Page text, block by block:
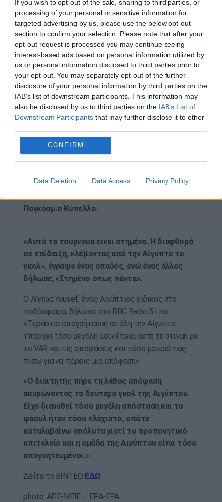
If you wish to opt-out of the sale, sharing to third parties, or
processing of your personal or sensitive information for
targeted advertising by us, please use the below opt-out
section to confirm your selection. Please note that after your
opt-out request is processed you may continue seeing
interest-based ads based on personal information utilized by
us or personal information disclosed to third parties prior to
your opt-out. You may separately opt-out of the further
disclosure of your personal information by third parties on the
IAB’s list of downstream participants. This information may
also be disclosed by us to third parties on the IAB’s List of
Downstream Participants that may further disclose it to other
CONFIRM
Data Deletion Data Access Privacy Policy
τελικά θα διακοπεί.
Ωστόσο, αντί να ακολουθήσει αυτά τα τρία
βήματα, ο Χασάν έλαβε κίτρινη κάρτα και ο
αγώνας συνεχίστηκε.
Ο λόγος πίσω από την κίτρινη κάρτα του Χασάν
παραμένει ασαφής, αν και η απογοήτευσή του
προφανώς μεγάλωνε σε όλη τη διάρκεια του
αγώνα.
Παρά το γεγονός ότι ο Ζίκο βρήκε καθαρά τα
δίχτυα έξι λεπτά αργότερα, οι οπαδοί
κατέφυγαν μαζικά στα μέσα κοινωνικής
συνωμοτούσαν για να κρατήσουν την ομάδα του
Παγκόσμιο Κύπελλο.
«Αυτό το τουρνουά είναι στημένο. Η διαφθορά
σε επίδειξη, κλέβοντας από την Αίγυπτο το
γκολ», έγραψε ένας οπαδός, ενώ ένας άλλος
δήλωσε, «Στημένο όπως πάντα».
Ο Ahmad Yousef, ένας Αιγύπτιος ειδικός στο
ποδόσφαιρο, δήλωσε στο BBC Radio 5 Live:
«Τεράστια απογοήτευση σε όλη την Αίγυπτο.
Υπάρχει τόσο μεγάλη ασυνέπεια αυτή τη στιγμή με
το VAR και τις αποφάσεις και πόσο μακριά πας
πίσω για να πάρεις μια απόφαση».
«Ο διαιτητής πήρε τη λάθος απόφαση
ακυρώνοντας το δεύτερο γκολ της Αιγύπτου.
Είχε διανυθεί τόσο μεγάλη απόσταση και το
φάουλ ήταν τόσο ελάχιστο, οπότε
καταλαβαίνω απόλυτα γιατί το προπονητικό
επιτελείο και η ομάδα της Αιγύπτου είναι τόσο
απογοητευμένοι.»
Δείτε το ΒΙΝΤΕΟ ΕΔΩ
photo: ΑΠΕ-ΜΠΕ – EPA-EPA